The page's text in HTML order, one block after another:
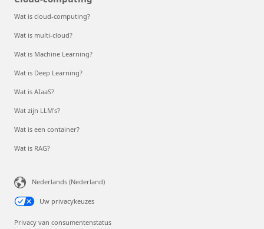
Wat is cloud-computing?
Wat is multi-cloud?
Wat is Machine Learning?
Wat is Deep Learning?
Wat is AIaaS?
Wat zijn LLM's?
Wat is een container?
Wat is RAG?
Nederlands (Nederland)
Uw privacykeuzes
Privacy van consumentenstatus